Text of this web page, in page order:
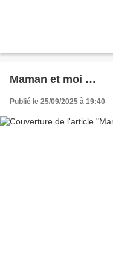
Maman et moi …
Publié le 25/09/2025 à 19:40